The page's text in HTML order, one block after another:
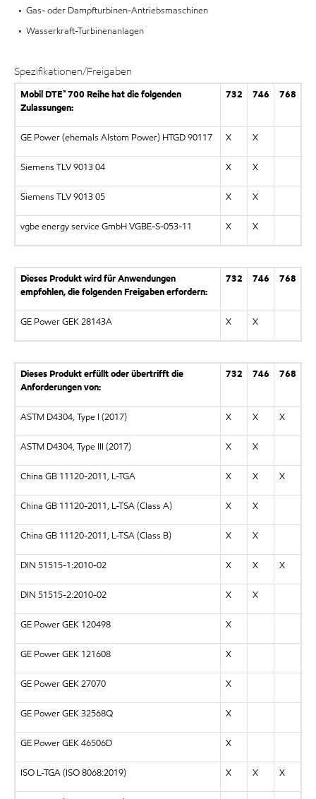
• Gas- oder Dampfturbinen-Antriebsmaschinen
• Wasserkraft-Turbinenanlagen
Spezifikationen/Freigaben
Mobil DTE™ 700 Reihe hat die folgenden
Zulassungen:
732 746 768
GE Power (ehemals Alstom Power) HTGD 90117 X X
Siemens TLV 9013 04 X X
Siemens TLV 9013 05 X X
vgbe energy service GmbH VGBE-S-053-11 X X
Dieses Produkt wird für Anwendungen
empfohlen, die folgenden Freigaben erfordern:
732 746 768
GE Power GEK 28143A X X
Dieses Produkt erfüllt oder übertrifft die
Anforderungen von:
732 746 768
ASTM D4304, Type I (2017) X X X
ASTM D4304, Type III (2017) X X
China GB 11120-2011, L-TGA X X X
China GB 11120-2011, L-TSA (Class A) X X
China GB 11120-2011, L-TSA (Class B) X X
DIN 51515-1:2010-02 X X X
DIN 51515-2:2010-02 X X
GE Power GEK 120498 X
GE Power GEK 121608 X
GE Power GEK 27070 X
GE Power GEK 32568Q X
GE Power GEK 46506D X
ISO L-TGA (ISO 8068:2019) X X X